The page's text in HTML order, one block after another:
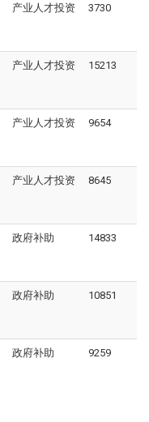
产业人才投资 3730
产业人才投资 15213
产业人才投资 9654
产业人才投资 8645
政府补助 14833
政府补助 10851
政府补助 9259